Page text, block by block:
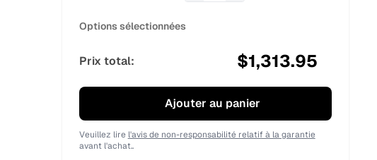
Options sélectionnées
Prix total: $1,313.95
Ajouter au panier
Veuillez lire l'avis de non-responsabilité relatif à la garantie
avant l'achat..